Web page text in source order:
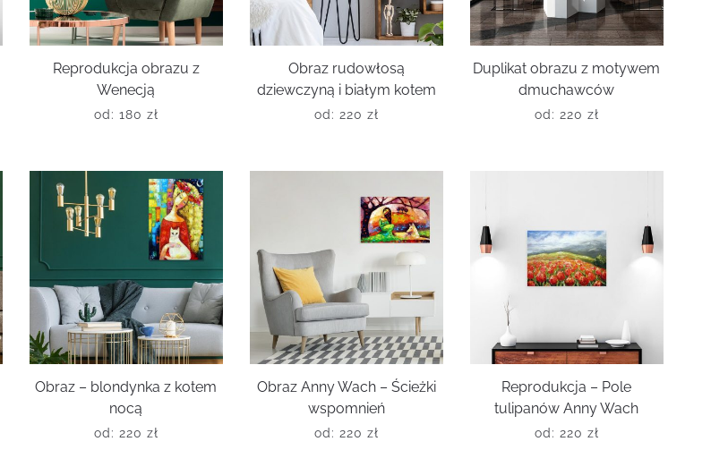
Reprodukcja obrazu z
Wenecją
od: 180 zł
Obraz rudowłosą
dziewczyną i białym kotem
od: 220 zł
Duplikat obrazu z motywem
dmuchawców
od: 220 zł
Obraz – blondynka z kotem
nocą
od: 220 zł
Obraz Anny Wach – Ścieżki
wspomnień
od: 220 zł
Reprodukcja – Pole
tulipanów Anny Wach
od: 220 zł